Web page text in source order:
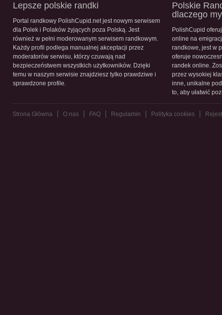
Lepsze polskie randki
Portal randkowy PolishCupid.net jest nowym serwisem
dla Polek i Polaków żyjących poza Polską. Jest
również w pełni moderowanym serwisem randkowym.
Każdy profil podlega manualnej akceptacji przez
moderatorów serwisu, którzy czuwają nad
bezpieczeństwem wszystkich użytkowników. Dzięki
temu w naszym serwisie znajdziesz tylko prawdziwe i
sprawdzone profile.
Polskie
dlaczego
PolishCupid
online na
randkowe, jest w
oferuje
randek online.
przez wysokiej
inne, unikalne
to, aby ułatwić
Strona Główna O nas FAQ Regulamin Polityka cookies